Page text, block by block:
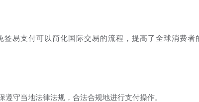
易支付可以简化国际交易的流程，提高了全球消费者
守当地法律法规，合法合规地进行支付操作。